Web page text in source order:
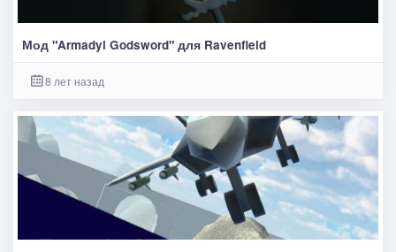
Мод "Armadyl Godsword" для Ravenfield
8 лет назад